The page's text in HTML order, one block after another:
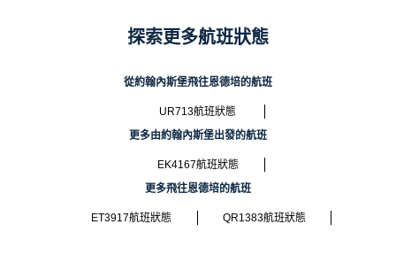
探索更多航班狀態
從約翰內斯堡飛往恩德培的航班
UR713航班狀態
更多由約翰內斯堡出發的航班
EK4167航班狀態
更多飛往恩德培的航班
ET3917航班狀態 QR1383航班狀態